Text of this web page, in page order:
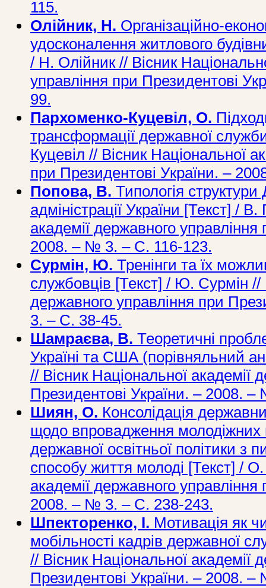
115.
Олійник, Н. Організаційно-
удосконалення житлового
/ Н. Олійник // Вісник
управління при Президентові
99.
Пархоменко-Куцевіл, О.
трансформації державної
Куцевіл // Вісник Національної
при Президентові України. –
Попова, В. Типологія
адміністрації України [Текст] /
академії державного
2008. – № 3. – С. 116-123.
Сурмін, Ю. Тренінги та їх
службовців [Текст] / Ю. Сурмін //
державного управління при
3. – С. 38-45.
Шамраєва, В. Теоретичні
Україні та США (порівняльний
// Вісник Національної академії
Президентові України. – 2008.
Шиян, О. Консолідація
щодо впровадження молодіжних
державної освітньої політики з
способу життя молоді [Текст] /
академії державного
2008. – № 3. – С. 238-243.
Шпекторенко, І. Мотивація як
мобільності кадрів державної
// Вісник Національної академії
Президентові України. – 2008.